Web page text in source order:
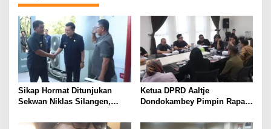
Sikap Hormat Ditunjukan
Sekwan Niklas Silangen,
Gubernur dan Wagub YSK-
Ketua DPRD Aaltje
Dondokambey Pimpin Rapat
Penjadwalan Paripurna